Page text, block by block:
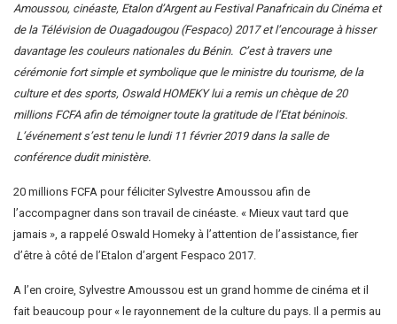
Amoussou, cinéaste, Etalon d’Argent au Festival Panafricain du Cinéma et
de la Télévision de Ouagadougou (Fespaco) 2017 et l’encourage à hisser
davantage les couleurs nationales du Bénin. C’est à travers une
cérémonie fort simple et symbolique que le ministre du tourisme, de la
culture et des sports, Oswald HOMEKY lui a remis un chèque de 20
millions FCFA afin de témoigner toute la gratitude de l’Etat béninois.
L’événement s’est tenu le lundi 11 février 2019 dans la salle de
conférence dudit ministère.
20 millions FCFA pour féliciter Sylvestre Amoussou afin de
l’accompagner dans son travail de cinéaste. « Mieux vaut tard que
jamais », a rappelé Oswald Homeky à l’attention de l’assistance, fier
d’être à côté de l’Etalon d’argent Fespaco 2017.
A l’en croire, Sylvestre Amoussou est un grand homme de cinéma et il
fait beaucoup pour « le rayonnement de la culture du pays. Il a permis au